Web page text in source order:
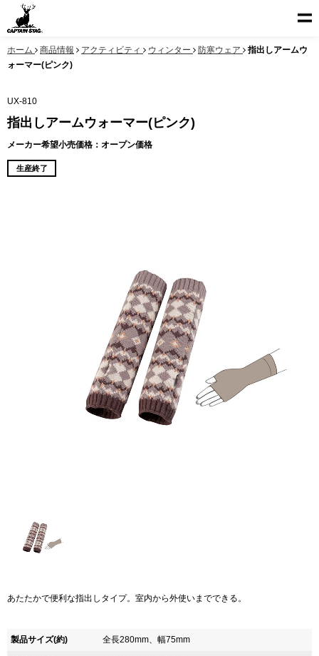
ホーム 商品情報 アクティビティ ウィンター 防寒ウェア
指出しアームウ
ォーマー(ピンク)
UX-810
指出しアームウォーマー(ピンク)
メーカー希望小売価格：オープン価格
生産終了
あたたかで便利な指出しタイプ。室内から外使いまでできる。
製品サイズ(約) 全長280mm、幅75mm